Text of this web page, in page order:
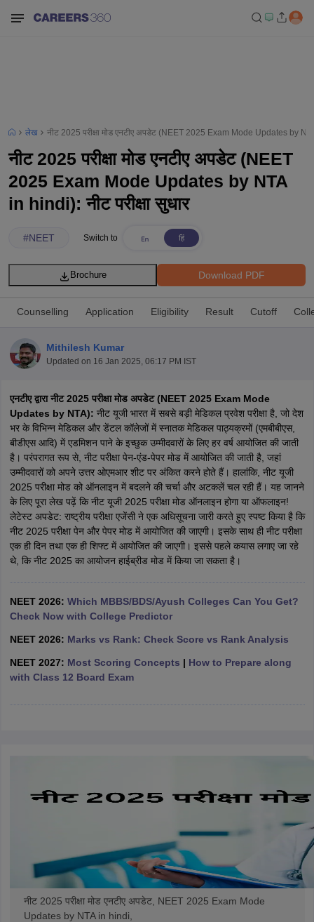
NEET PG Counselling
NEET MDS Cutoff
Cutoff
Nursing Fees StructureAIIMS BSc Nursing ResultAIIMS BSc
in Bangalore Medical Colleges in Chennai
in IndiaMDS Colleges in India
in IndiaVeterinary Science Colleges in Maharashtra
लेख नीट 2025 परीक्षा मोड एनटीए अपडेट (NEET 2025 Exam Mode Updates by NTA
नीट 2025 परीक्षा मोड एनटीए अपडेट (NEET
2025 Exam Mode Updates by NTA
in hindi): नीट परीक्षा सुधार
#NEET Switch to
Download PDF
Brochure
Counselling Application Eligibility Result Cutoff
Mithilesh Kumar
Updated on 16 Jan 2025, 06:17 PM IST
एनटीए द्वारा नीट 2025 परीक्षा मोड अपडेट (NEET 2025 Exam Mode
Updates by NTA): नीट यूजी भारत में सबसे बड़ी मेडिकल प्रवेश परीक्षा है, जो देश
भर के विभिन्न मेडिकल और डेंटल कॉलेजों में स्नातक मेडिकल पाठ्यक्रमों (एमबीबीएस,
बीडीएस आदि) में एडमिशन पाने के इच्छुक उम्मीदवारों के लिए हर वर्ष आयोजित की जाती
है। परंपरागत रूप से, नीट परीक्षा पेन-एंड-पेपर मोड में आयोजित की जाती है, जहां
उम्मीदवारों को अपने उत्तर ओएमआर शीट पर अंकित करने होते हैं। हालांकि, नीट यूजी
2025 परीक्षा मोड को ऑनलाइन में बदलने की चर्चा और अटकलें चल रही हैं। यह जानने
के लिए पूरा लेख पढ़ें कि नीट यूजी 2025 परीक्षा मोड ऑनलाइन होगा या ऑफलाइन!
लेटेस्ट अपडेट: राष्ट्रीय परीक्षा एजेंसी ने एक अधिसूचना जारी करते हुए स्पष्ट किया है कि
नीट 2025 परीक्षा पेन और पेपर मोड में आयोजित की जाएगी। इसके साथ ही नीट परीक्षा
एक ही दिन तथा एक ही शिफ्ट में आयोजित की जाएगी। इससे पहले कयास लगाए जा रहे
थे, कि नीट 2025 का आयोजन हाईब्रीड मोड में किया जा सकता है।
NEET 2026: Which MBBS/BDS/Ayush Colleges Can You Get?
Check Now with College Predictor
NEET 2026: Marks vs Rank: Check Score vs Rank Analysis
NEET 2027: Most Scoring Concepts | How to Prepare along
with Class 12 Board Exam
नीट 2025 परीक्षा मोड एनटीए अपडेट, NEET 2025 Exam Mode
Updates by NTA in hindi,